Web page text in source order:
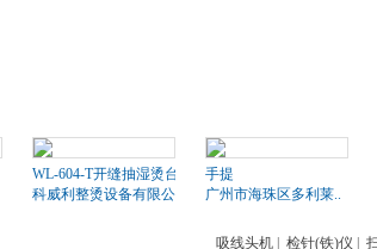
WL-604-T开缝抽湿烫台
科威利整烫设备有限公司
手提
广州市海珠区多利莱..
吸线头机 检针(铁)仪